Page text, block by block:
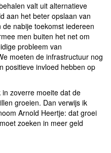
valt uit alternatieve
aan het beter opslaan van
nabije toekomst iedereen
men buiten het net om
probleem van
moeten de infrastructuur nog
positieve invloed hebben op
in zoverre moeite dat de
groeien. Dan verwijs ik
Arnold Heertje: dat groei
zoeken in meer geld